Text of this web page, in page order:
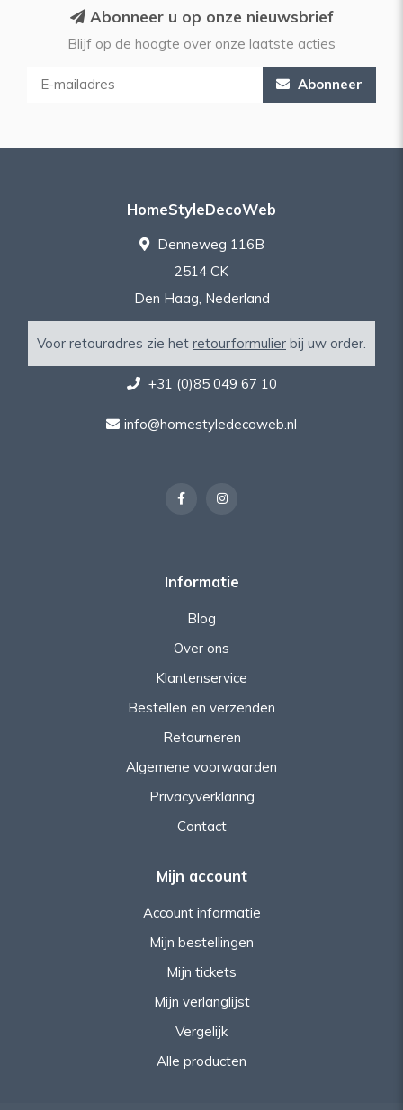
Abonneer u op onze nieuwsbrief
Blijf op de hoogte over onze laatste acties
Abonneer
HomeStyleDecoWeb
Denneweg 116B
2514 CK
Den Haag, Nederland
Voor retouradres zie het retourformulier bij uw order.
+31 (0)85 049 67 10
info@homestyledecoweb.nl
Informatie
Blog
Over ons
Klantenservice
Bestellen en verzenden
Retourneren
Algemene voorwaarden
Privacyverklaring
Contact
Mijn account
Account informatie
Mijn bestellingen
Mijn tickets
Mijn verlanglijst
Vergelijk
Alle producten